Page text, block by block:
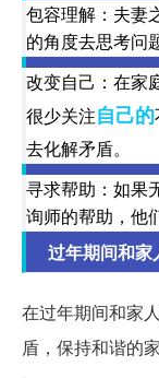
包容理解：夫妻
的角度去思考问
改变自己：在家
很少关注自己的
去化解矛盾。
寻求帮助：如果
询师的帮助，他
过年期间和
在过年期间和家
盾，保持和谐的